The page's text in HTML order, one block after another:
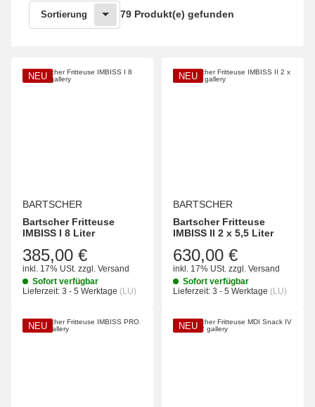
Sortierung 79 Produkt(e) gefunden
NEU
BARTSCHER
Bartscher Fritteuse
IMBISS I 8 Liter
385,00 €
inkl. 17% USt. zzgl. Versand
Sofort verfügbar
Lieferzeit: 3 - 5 Werktage (LU)
NEU
BARTSCHER
Bartscher Fritteuse
IMBISS II 2 x 5,5 Liter
630,00 €
inkl. 17% USt. zzgl. Versand
Sofort verfügbar
Lieferzeit: 3 - 5 Werktage (LU)
NEU NEU